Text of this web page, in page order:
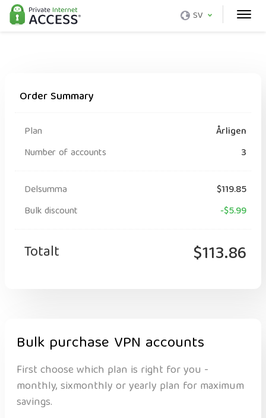
SV
Order Summary
Plan
Årligen
Number of accounts
3
Delsumma
$119.85
Bulk discount
-$5.99
Totalt $113.86
Bulk purchase VPN accounts
First choose which plan is right for you -
monthly, sixmonthly or yearly plan for maximum
savings.